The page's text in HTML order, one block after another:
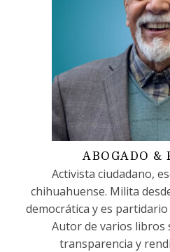
ABOGADO &
Activista ciudadano,
chihuahuense. Milita
democrática y es
Autor de varios libros
transparencia y